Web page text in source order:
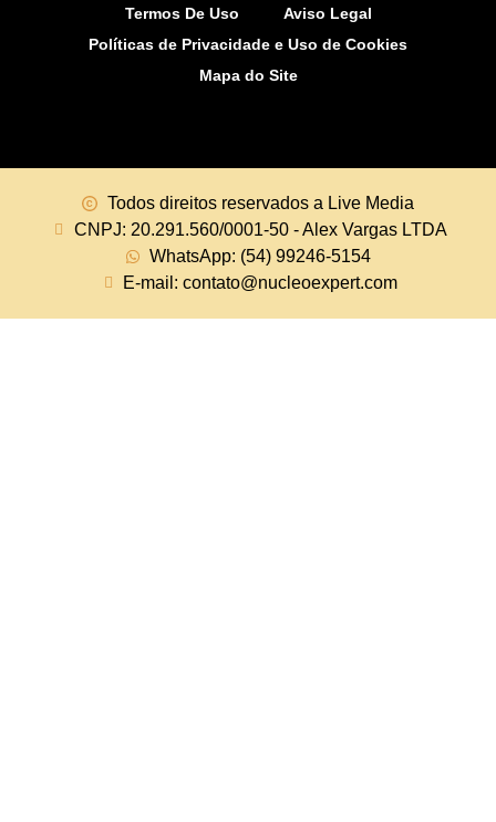
Termos De Uso
Aviso Legal
Políticas de Privacidade e Uso de Cookies
Mapa do Site
Todos direitos reservados a Live Media
CNPJ: 20.291.560/0001-50 - Alex Vargas LTDA
WhatsApp: (54) 99246-5154
E-mail: contato@nucleoexpert.com